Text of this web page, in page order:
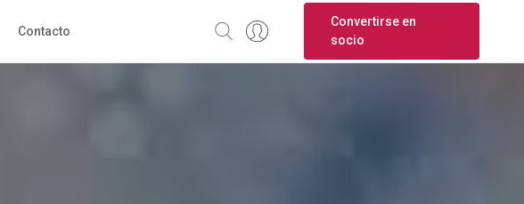
Contacto
Convertirse en
socio